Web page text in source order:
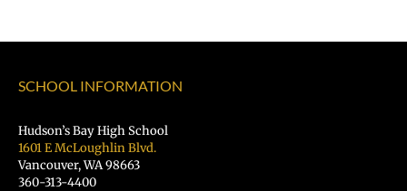
SCHOOL INFORMATION
Hudson’s Bay High School
1601 E McLoughlin Blvd.
Vancouver, WA 98663
360-313-4400